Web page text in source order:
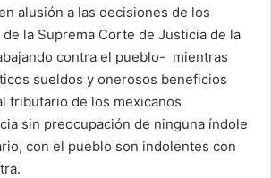
alusión a las decisiones de los
la Suprema Corte de Justicia de la
contra el pueblo- mientras
sueldos y onerosos beneficios
tributario de los mexicanos
sin preocupación de ninguna índole
con el pueblo son indolentes con